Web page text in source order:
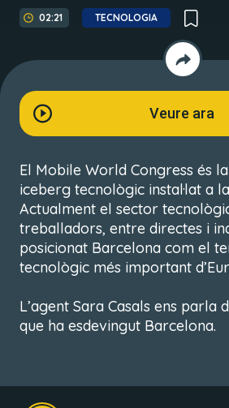
02:21 TECNOLOGIA
Veure ara
El Mobile World Congress és
iceberg tecnològic instal·lat a
Actualment el sector
treballadors, entre directes i
posicionat Barcelona com el
tecnològic més important
L’agent Sara Casals ens parla
que ha esdevingut Barcelona.